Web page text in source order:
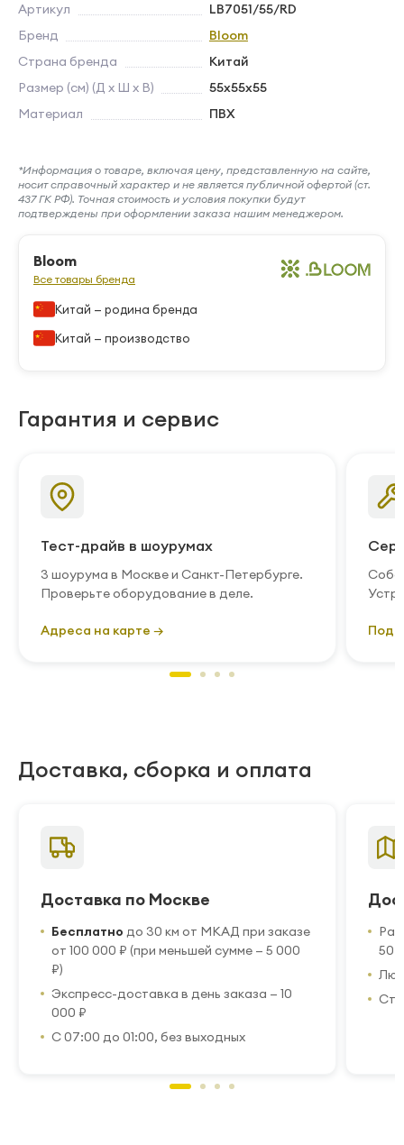
Артикул
LB7051/55/RD
Бренд
Bloom
Страна бренда
Китай
Размер (см) (Д х Ш х В)
55х55х55
Материал
ПВХ
*Информация о товаре, включая цену, представленную на сайте,
носит справочный характер и не является публичной офертой (ст.
437 ГК РФ). Точная стоимость и условия покупки будут
подтверждены при оформлении заказа нашим менеджером.
Bloom
Все товары бренда
Китай — родина бренда
Китай — производство
Гарантия и сервис
Тест-драйв в шоурумах
3 шоурума в Москве и Санкт-Петербурге.
Проверьте оборудование в деле.
Адреса на карте →
Доставка, сборка и оплата
Доставка по Москве
Бесплатно до 30 км от МКАД при заказе
от 100 000 ₽ (при меньшей сумме — 5 000
₽)
Экспресс-доставка в день заказа — 10
000 ₽
С 07:00 до 01:00, без выходных
50